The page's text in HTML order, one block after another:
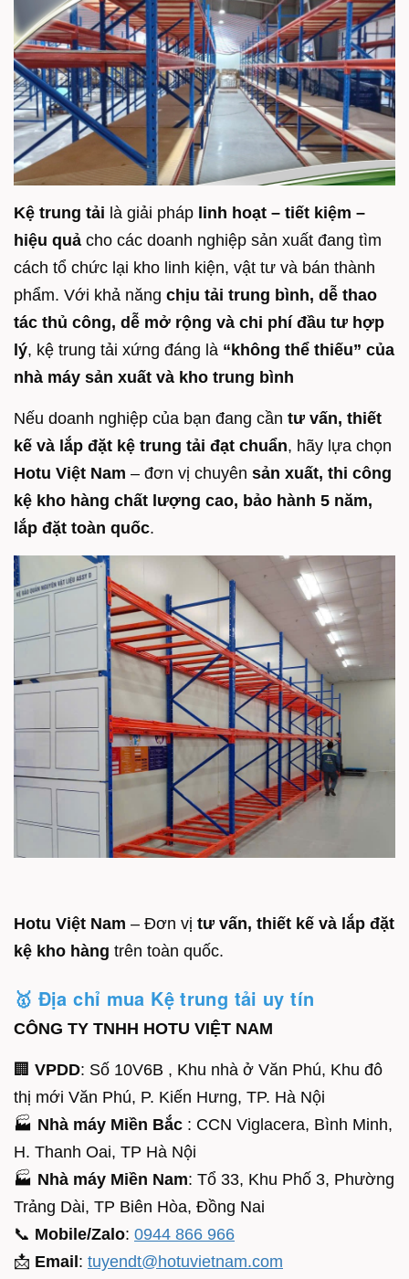
Kệ trung tải là giải pháp linh hoạt – tiết kiệm –
hiệu quả cho các doanh nghiệp sản xuất đang tìm
cách tổ chức lại kho linh kiện, vật tư và bán thành
phẩm. Với khả năng chịu tải trung bình, dễ thao
tác thủ công, dễ mở rộng và chi phí đầu tư hợp
lý, kệ trung tải xứng đáng là “không thể thiếu” của
nhà máy sản xuất và kho trung bình
Nếu doanh nghiệp của bạn đang cần tư vấn, thiết
kế và lắp đặt kệ trung tải đạt chuẩn, hãy lựa chọn
Hotu Việt Nam – đơn vị chuyên sản xuất, thi công
kệ kho hàng chất lượng cao, bảo hành 5 năm,
lắp đặt toàn quốc.
Hotu Việt Nam – Đơn vị tư vấn, thiết kế và lắp đặt
kệ kho hàng trên toàn quốc.
🥇 Địa chỉ mua Kệ trung tải uy tín
CÔNG TY TNHH HOTU VIỆT NAM
🏢 VPDD: Số 10V6B , Khu nhà ở Văn Phú, Khu đô
thị mới Văn Phú, P. Kiến Hưng, TP. Hà Nội
🏭 Nhà máy Miền Bắc : CCN Viglacera, Bình Minh,
H. Thanh Oai, TP Hà Nội
🏭 Nhà máy Miền Nam: Tổ 33, Khu Phố 3, Phường
Trảng Dài, TP Biên Hòa, Đồng Nai
📞 Mobile/Zalo: 0944 866 966
📩 Email : tuyendt@hotuvietnam.com